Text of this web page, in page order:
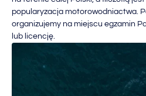
popularyzacja motorowodniactwa.
organizujemy na miejscu egzamin
lub licencję.